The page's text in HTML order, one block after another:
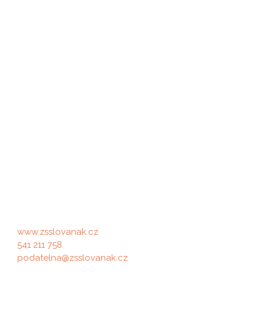
www.zsslovanak.cz
541 211 758
podatelna@zsslovanak.cz